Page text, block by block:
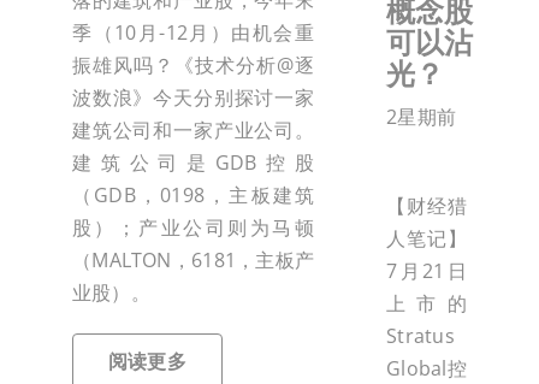
季（10月-12月）由机会重
振雄风吗？《技术分析@逐
波数浪》今天分别探讨一家
建筑公司和一家产业公司。
建筑公司是GDB控股
（GDB，0198，主板建筑
股）；产业公司则为马顿
（MALTON，6181，主板产
业股）。
阅读更多
概念股
可以沾
光？
2星期前
【财经猎
人笔记】
7月21日
上市的
Stratus
Global控